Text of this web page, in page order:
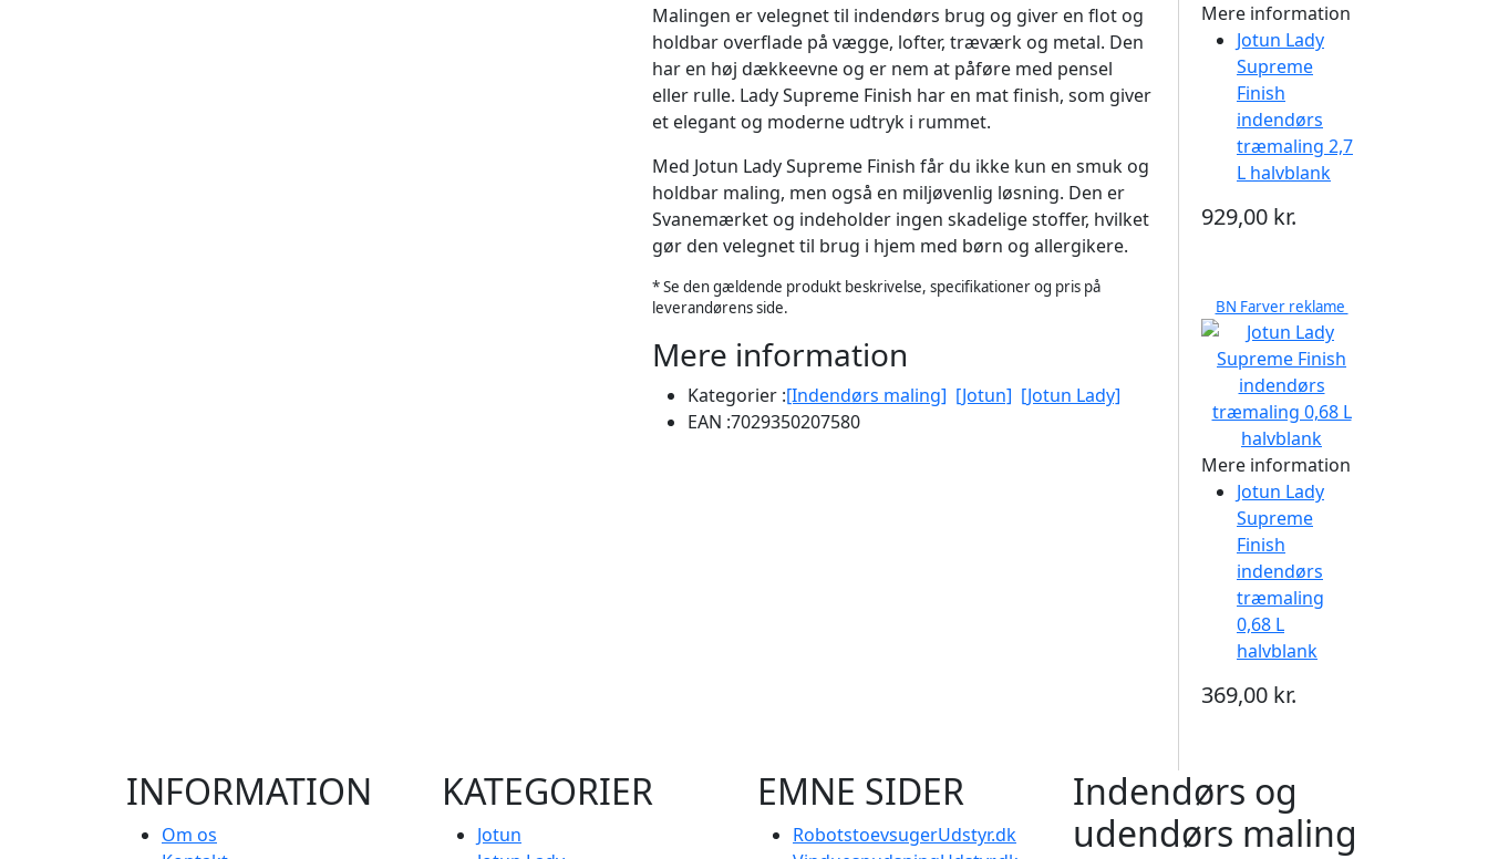
Malingen er velegnet til indendørs brug og giver en flot og
holdbar overflade på vægge, lofter, træværk og metal. Den
har en høj dækkeevne og er nem at påføre med pensel
eller rulle. Lady Supreme Finish har en mat finish, som giver
et elegant og moderne udtryk i rummet.
Med Jotun Lady Supreme Finish får du ikke kun en smuk og
holdbar maling, men også en miljøvenlig løsning. Den er
Svanemærket og indeholder ingen skadelige stoffer, hvilket
gør den velegnet til brug i hjem med børn og allergikere.
* Se den gældende produkt beskrivelse, specifikationer og pris på
leverandørens side.
Mere information
Kategorier :[Indendørs maling] [Jotun] [Jotun Lady]
EAN :7029350207580
Mere information
Jotun Lady
Supreme
Finish
indendørs
træmaling 2,7
L halvblank
929,00 kr.
BN Farver reklame
Mere information
Jotun Lady
Supreme
Finish
indendørs
træmaling
0,68 L
halvblank
369,00 kr.
INFORMATION
Om os
KATEGORIER
Jotun
EMNE SIDER
RobotstoevsugerUdstyr.dk
Indendørs og
udendørs maling